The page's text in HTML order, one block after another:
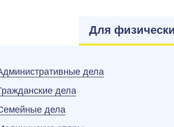
Для
дела
дела
дела